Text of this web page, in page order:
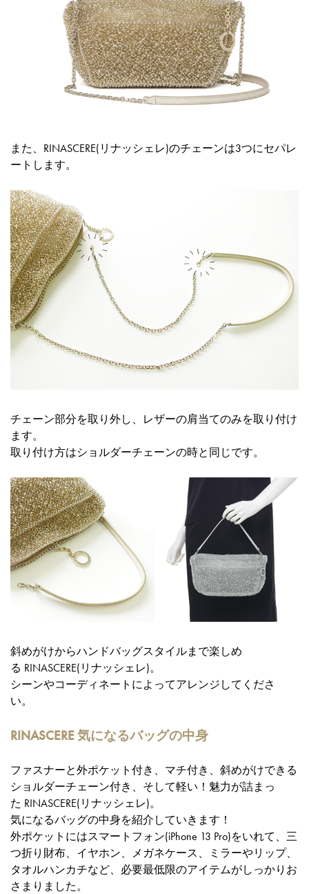
また、RINASCERE(リナッシェレ)のチェーンは3つにセパレ
ートします。
チェーン部分を取り外し、レザーの肩当てのみを取り付け
ます。
取り付け方はショルダーチェーンの時と同じです。
斜めがけからハンドバッグスタイルまで楽しめ
る RINASCERE(リナッシェレ)。
シーンやコーディネートによってアレンジしてくださ
い。
RINASCERE 気になるバッグの中身
ファスナーと外ポケット付き、マチ付き、斜めがけできる
ショルダーチェーン付き、そして軽い！魅力が詰まっ
た RINASCERE(リナッシェレ)。
気になるバッグの中身を紹介していきます！
外ポケットにはスマートフォン(iPhone 13 Pro)をいれて、三
つ折り財布、イヤホン、メガネケース、ミラーやリップ、
タオルハンカチなど、必要最低限のアイテムがしっかりお
さまりました。